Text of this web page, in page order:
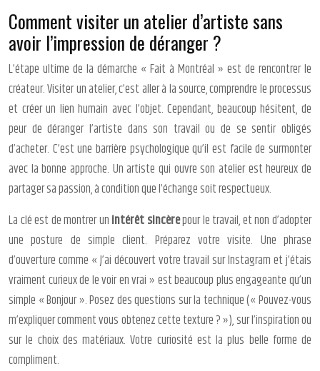
Comment visiter un atelier d’artiste sans
avoir l’impression de déranger ?
L’étape ultime de la démarche « Fait à Montréal » est de rencontrer le
créateur. Visiter un atelier, c’est aller à la source, comprendre le processus
et créer un lien humain avec l’objet. Cependant, beaucoup hésitent, de
peur de déranger l’artiste dans son travail ou de se sentir obligés
d’acheter. C’est une barrière psychologique qu’il est facile de surmonter
avec la bonne approche. Un artiste qui ouvre son atelier est heureux de
partager sa passion, à condition que l’échange soit respectueux.
La clé est de montrer unintérêt sincèrepour le travail, et non d’adopter
une posture de simple client. Préparez votre visite. Une phrase
d’ouverture comme « J’ai découvert votre travail sur Instagram et j’étais
vraiment curieux de le voir en vrai » est beaucoup plus engageante qu’un
simple « Bonjour ». Posez des questions sur la technique (« Pouvez-vous
m’expliquer comment vous obtenez cette texture ? »), sur l’inspiration ou
sur le choix des matériaux. Votre curiosité est la plus belle forme de
compliment.